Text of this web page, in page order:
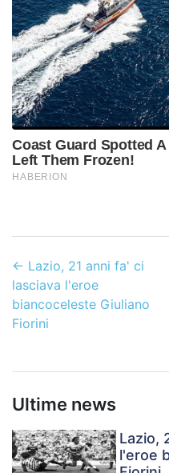
← Lazio, 21 anni fa' ci
lasciava l'eroe
biancoceleste Giuliano
Fiorini
Ultime news
Lazio,
l'eroe